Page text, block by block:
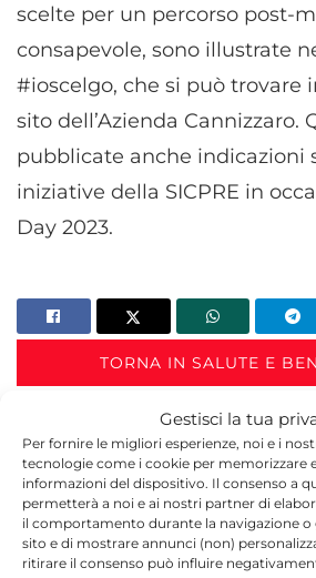
Gestisci la tua
Per fornire le migliori esperienze, noi e i
tecnologie come i cookie per memorizzare
informazioni del dispositivo. Il consenso a
permetterà a noi e ai nostri partner di
il comportamento durante la navigazione o
sito e di mostrare annunci (non)
ritirare il consenso può influire
scelte per un percorso post-
consapevole, sono illustrate
#ioscelgo, che si può trovare
sito dell’Azienda Cannizzaro.
pubblicate anche indicazioni
iniziative della SICPRE in
Day 2023.
TORNA IN SALUTE E
Redazione